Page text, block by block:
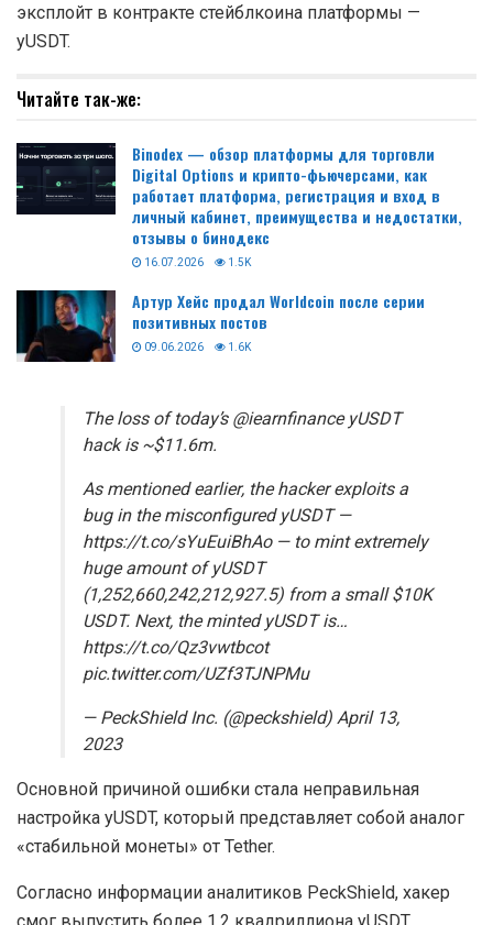
эксплойт в контракте стейблкоина платформы —
yUSDT.
Читайте так-же:
Binodex — обзор платформы для торговли
Digital Options и крипто-фьючерсами, как
работает платформа, регистрация и вход в
личный кабинет, преимущества и недостатки,
отзывы о бинодекс
16.07.2026 1.5K
Артур Хейс продал Worldcoin после серии
позитивных постов
09.06.2026 1.6K
The loss of today’s @iearnfinance yUSDT
hack is ~$11.6m.
As mentioned earlier, the hacker exploits a
bug in the misconfigured yUSDT —
https://t.co/sYuEuiBhAo — to mint extremely
huge amount of yUSDT
(1,252,660,242,212,927.5) from a small $10K
USDT. Next, the minted yUSDT is…
https://t.co/Qz3vwtbcot
pic.twitter.com/UZf3TJNPMu
— PeckShield Inc. (@peckshield) April 13,
2023
Основной причиной ошибки стала неправильная
настройка yUSDT, который представляет собой аналог
«стабильной монеты» от Tether.
Согласно информации аналитиков PeckShield, хакер
смог выпустить более 1,2 квадриллиона yUSDT,